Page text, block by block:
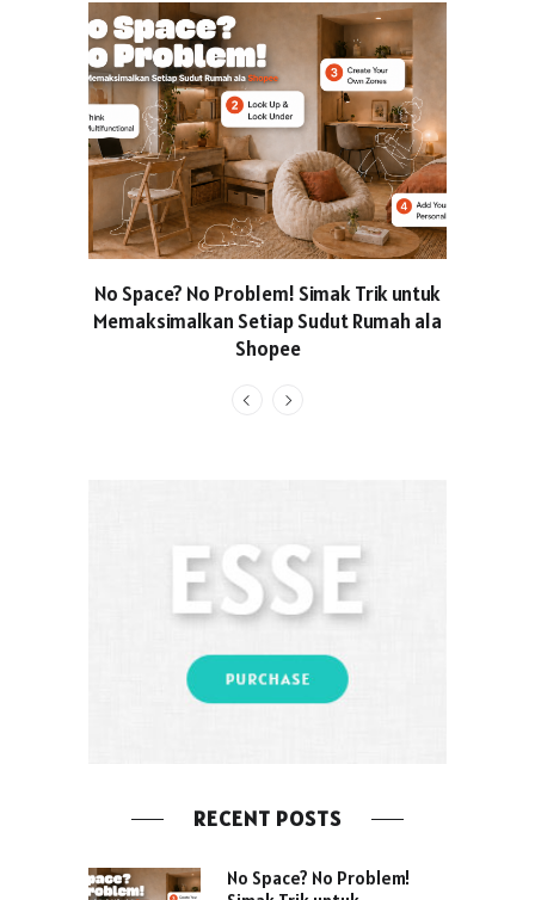
No Space? No Problem! Simak Trik untuk
Memaksimalkan Setiap Sudut Rumah ala
Shopee
RECENT POSTS
No Space? No Problem!